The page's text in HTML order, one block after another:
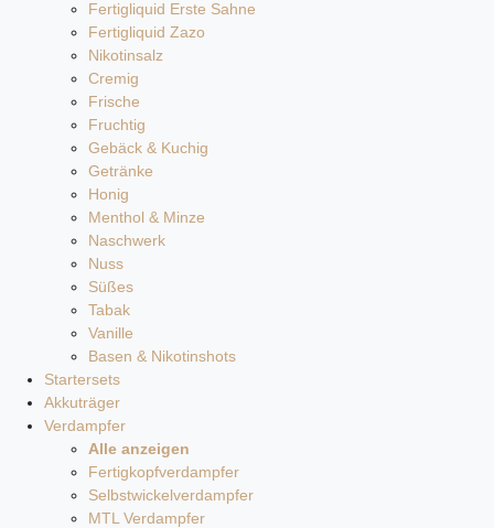
Fertigliquid Erste Sahne
Fertigliquid Zazo
Nikotinsalz
Cremig
Frische
Fruchtig
Gebäck & Kuchig
Getränke
Honig
Menthol & Minze
Naschwerk
Nuss
Süßes
Tabak
Vanille
Basen & Nikotinshots
Startersets
Akkuträger
Verdampfer
Alle anzeigen
Fertigkopfverdampfer
Selbstwickelverdampfer
MTL Verdampfer